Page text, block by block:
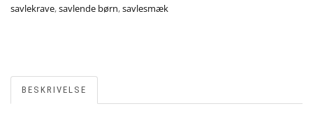
savlekrave,savlende børn,savlesmæk
BESKRIVELSE